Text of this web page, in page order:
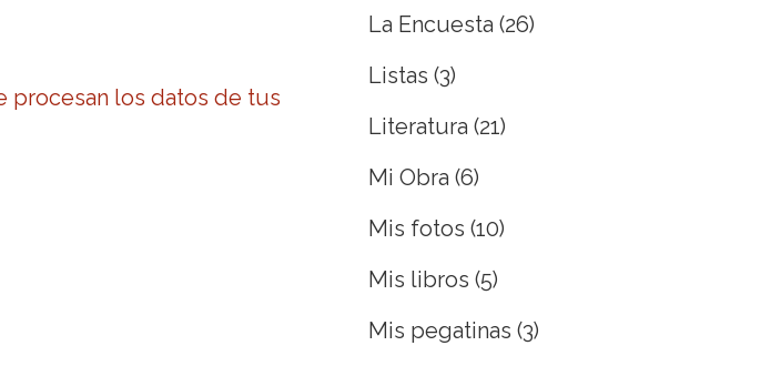
procesan los datos de tus
La Encuesta (26)
Listas (3)
Literatura (21)
Mi Obra (6)
Mis fotos (10)
Mis libros (5)
Mis pegatinas (3)